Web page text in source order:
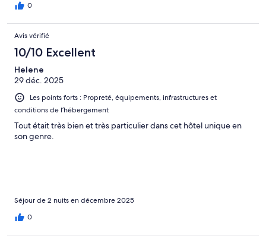
0
Avis vérifié
10/10 Excellent
Helene
29 déc. 2025
Les points forts : Propreté, équipements, infrastructures et
conditions de l’hébergement
Tout était très bien et très particulier dans cet hôtel unique en
son genre.
Séjour de 2 nuits en décembre 2025
0